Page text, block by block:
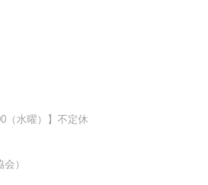
（水曜）】不定休
）